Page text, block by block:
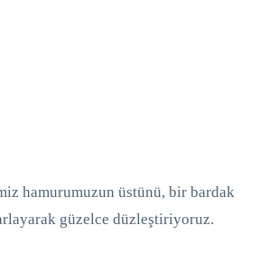
hamurumuzun üstünü, bir bardak
güzelce düzleştiriyoruz.